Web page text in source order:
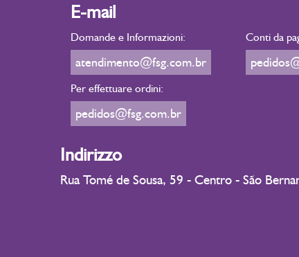
E-mail
Domande e Informazioni:
atendimento@fsg.com.br
Conti da
Per effettuare ordini:
pedidos@fsg.com.br
Indirizzo
Rua Tomé de Sousa, 59 - Centro - São